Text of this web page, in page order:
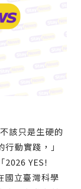
該只是生硬的
動實踐，」
2026 YES!
國立臺灣科學